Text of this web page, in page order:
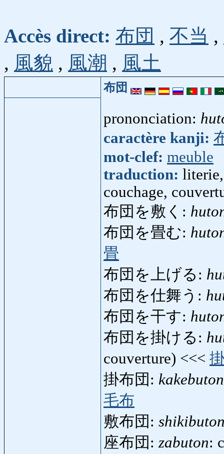
Accès direct: 布団 , 不当 ,
, 風貌 , 風潮 , 風土
布団
prononciation:
caractère kanji:
mot-clef: meuble
traduction:
couchage,
布団を敷く:
布団を畳む:
畳
布団を上げる:
布団を仕舞う:
布団を干す:
布団を掛ける:
couverture) <<<
掛布団: kakebuton
毛布
敷布団:
座布団:zabuton: